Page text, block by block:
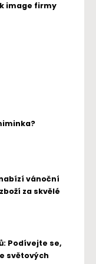
image firmy
vánoční
za skvělé
Podívejte se,
světových